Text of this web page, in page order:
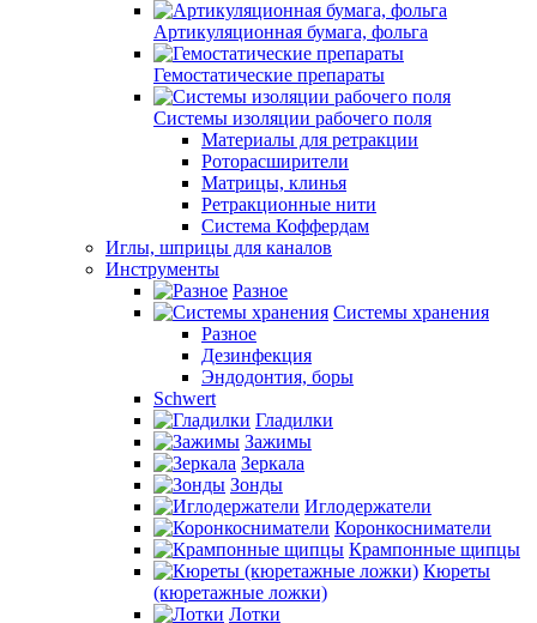
Артикуляционная бумага, фольга
Гемостатические препараты
Системы изоляции рабочего поля
Материалы для ретракции
Роторасширители
Матрицы, клинья
Ретракционные нити
Система Коффердам
Иглы, шприцы для каналов
Инструменты
Разное
Системы хранения
Разное
Дезинфекция
Эндодонтия, боры
Schwert
Гладилки
Зажимы
Зеркала
Зонды
Иглодержатели
Коронкосниматели
Крампонные щипцы
Кюреты
(кюретажные ложки)
Лотки